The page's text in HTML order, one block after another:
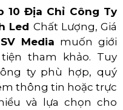
10 Địa Chỉ Công Ty
Led Chất Lượng, Giá
Media muốn giới
tham khảo. Tuy
ty phù hợp, quý
thông tin hoặc trực
và lựa chọn cho